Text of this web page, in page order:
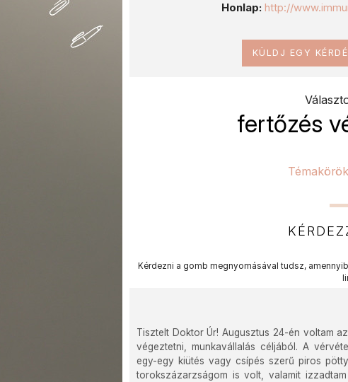
Honlap: http://
KÜLDJ EGY
fertőzés
Kérdezni a gomb megnyomásával tudsz,
Tisztelt Doktor Úr! Augusztus 24-én voltam
végeztetni, munkavállalás céljából. A
egy-egy kiütés vagy csípés szerű piros
torokszázarzságom is volt, valamit